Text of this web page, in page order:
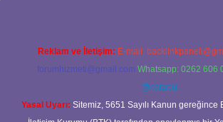
Reklam ve İletişim: E-mail:
forumhizmeti@gmail.com Whatsapp: 0262 606
@karabul
Yasal Uyarı: Sitemiz, 5651 Sayılı Kanun gereğince